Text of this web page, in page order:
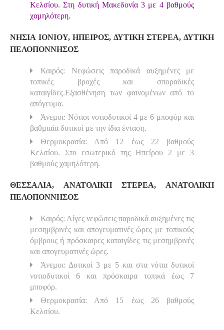
Κελσίου. Στη δυτική Μακεδονία 3 με 4 βαθμούς
χαμηλότερη.
ΝΗΣΙΑ ΙΟΝΙΟΥ, ΗΠΕΙΡΟΣ, ΔΥΤΙΚΗ ΣΤΕΡΕΑ, ΔΥΤΙΚΗ
ΠΕΛΟΠΟΝΝΗΣΟΣ
Καιρός: Νεφώσεις παροδικά αυξημένες με
τοπικές βροχές και σποραδικές
καταιγίδες.Εξασθένηση των φαινομένων από το
απόγευμα.
Άνεμοι: Νότιοι νοτιοδυτικοί 4 με 6 μποφόρ και
βαθμιαία δυτικοί με την ίδια ένταση.
Θερμοκρασία: Από 12 έως 22 βαθμούς
Κελσίου. Στο εσωτερικό της Ηπείρου 2 με 3
βαθμούς χαμηλότερη.
ΘΕΣΣΑΛΙΑ, ΑΝΑΤΟΛΙΚΗ ΣΤΕΡΕΑ, ΑΝΑΤΟΛΙΚΗ
ΠΕΛΟΠΟΝΝΗΣΟΣ
Καιρός: Λίγες νεφώσεις παροδικά αυξημένες τις
μεσημβρινές και απογευματινές ώρες με τοπικούς
όμβρους ή πρόσκαιρες καταιγίδες τις μεσημβρινές
και απογευματινές ώρες.
Άνεμοι: Δυτικοί 3 με 5 και στα νότια δυτικοί
νοτιοδυτικοί 6 και πρόσκαιρα τοπικά έως 7
μποφόρ.
Θερμοκρασία: Από 15 έως 26 βαθμούς
Κελσίου.